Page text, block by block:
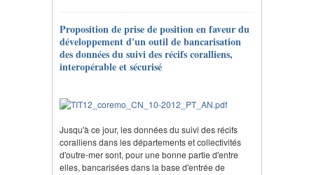
Proposition de prise de position en faveur du
développement d'un outil de bancarisation
des données du suivi des récifs coralliens,
interopérable et sécurisé
Jusqu'à ce jour, les données du suivi des récifs
coralliens dans les départements et collectivités
d'outre-mer sont, pour une bonne partie d'entre
elles, bancarisées dans la base d'entrée de